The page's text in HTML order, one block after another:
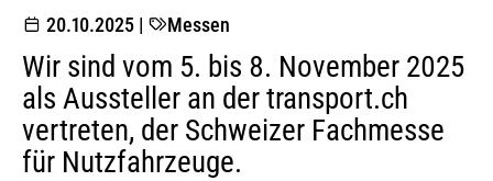
20.10.2025 | Messen
Wir sind vom 5. bis 8. November 2025
als Aussteller an der transport.ch
vertreten, der Schweizer Fachmesse
für Nutzfahrzeuge.